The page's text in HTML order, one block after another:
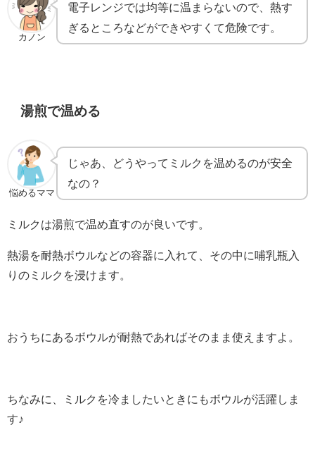
カノン
電子レンジでは均等に温まらないので、熱す
ぎるところなどができやすくて危険です。
湯煎で温める
悩めるママ
じゃあ、どうやってミルクを温めるのが安全
なの？
ミルクは湯煎で温め直すのが良いです。
熱湯を耐熱ボウルなどの容器に入れて、その中に哺乳瓶入
りのミルクを浸けます。
おうちにあるボウルが耐熱であればそのまま使えますよ。
ちなみに、ミルクを冷ましたいときにもボウルが活躍しま
す♪